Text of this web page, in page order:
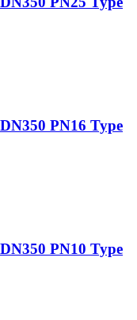
PN16 Type
PN10 Type